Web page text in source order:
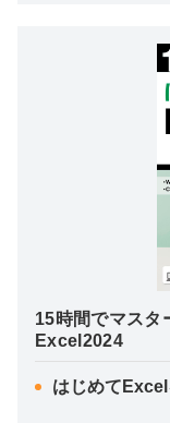
15時間でマス
Excel2024
はじめてExcel